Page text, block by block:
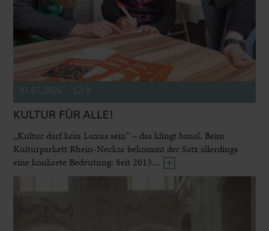
01.07.2026 0
KULTUR FÜR ALLE!
„Kultur darf kein Luxus sein“ – das klingt banal. Beim
Kulturparkett Rhein-Neckar bekommt der Satz allerdings
eine konkrete Bedeutung: Seit 2013...